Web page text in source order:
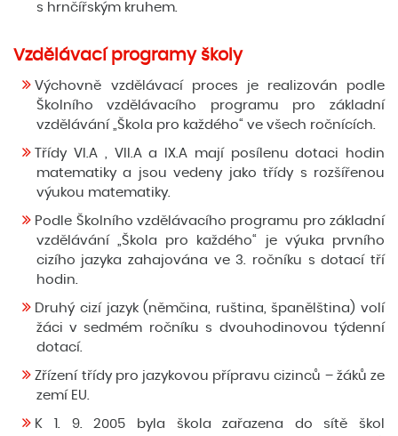
s hrnčířským kruhem.
Vzdělávací programy školy
Výchovně vzdělávací proces je realizován podle
Školního vzdělávacího programu pro základní
vzdělávání „Škola pro každého“ ve všech ročnících.
Třídy VI.A , VII.A a IX.A mají posílenu dotaci hodin
matematiky a jsou vedeny jako třídy s rozšířenou
výukou matematiky.
Podle Školního vzdělávacího programu pro základní
vzdělávání „Škola pro každého“ je výuka prvního
cizího jazyka zahajována ve 3. ročníku s dotací tří
hodin.
Druhý cizí jazyk (němčina, ruština, španělština) volí
žáci v sedmém ročníku s dvouhodinovou týdenní
dotací.
Zřízení třídy pro jazykovou přípravu cizinců – žáků ze
zemí EU.
K 1. 9. 2005 byla škola zařazena do sítě škol